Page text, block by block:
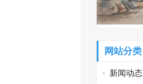
网站分类
新闻动态